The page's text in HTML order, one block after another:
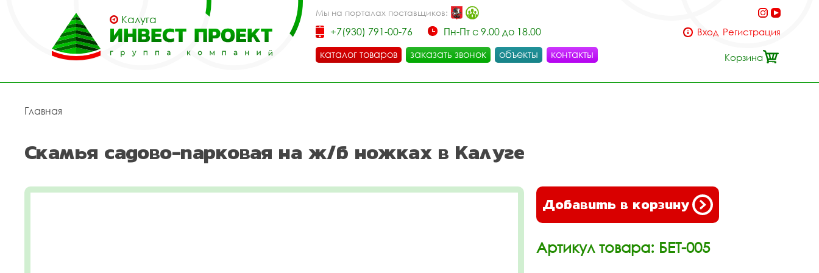
Калуга
Мы на порталах поставщиков:
+7(930) 791-00-76
Пн-Пт с 9.00 до 18.00
каталог товаров
заказать звонок объекты контакты
Вход Регистрация
Корзина
Главная
Скамья садово-парковая на ж/б ножках в Калуге
Добавить в корзину
Артикул товара: БЕТ-005